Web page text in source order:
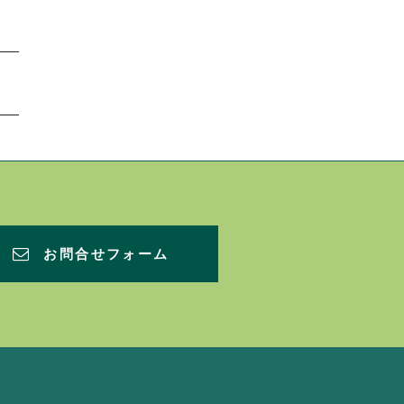
お問合せフォーム